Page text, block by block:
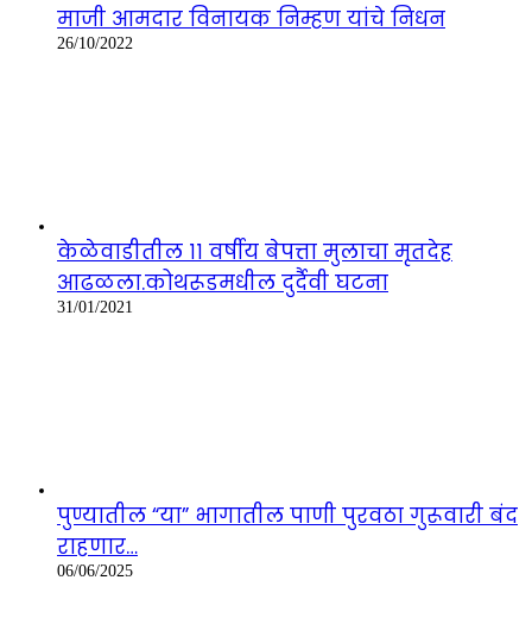
माजी आमदार विनायक निम्हण यांचे निधन
26/10/2022
केळेवाडीतील ११ वर्षीय बेपत्ता मुलाचा मृतदेह
आढळला.कोथरूडमधील दुर्दैवी घटना
31/01/2021
पुण्यातील “या” भागातील पाणी पुरवठा गुरूवारी बंद
राहणार…
06/06/2025